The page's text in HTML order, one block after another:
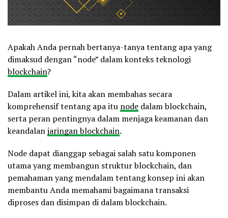
Apakah Anda pernah bertanya-tanya tentang apa yang
dimaksud dengan “node” dalam konteks teknologi
blockchain?
Dalam artikel ini, kita akan membahas secara
komprehensif tentang apa itu node dalam blockchain,
serta peran pentingnya dalam menjaga keamanan dan
keandalanjaringan blockchain.
Node dapat dianggap sebagai salah satu komponen
utama yang membangun struktur blockchain, dan
pemahaman yang mendalam tentang konsep ini akan
membantu Anda memahami bagaimana transaksi
diproses dan disimpan di dalam blockchain.